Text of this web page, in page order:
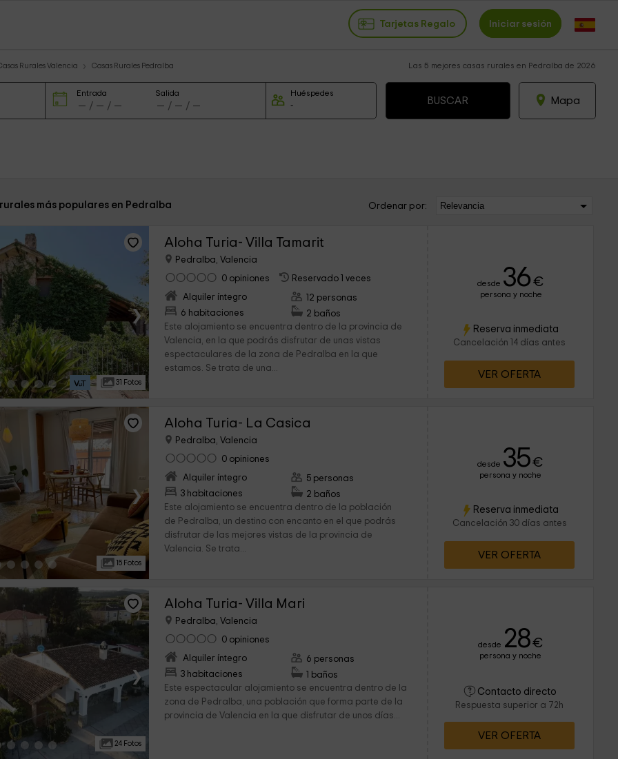
Tarjetas Regalo Iniciar sesión
Rurales Valencia Casas Rurales Pedralba Las 5 mejores casas rurales en Pedralba de 2026
Entrada Salida Huéspedes
Mapa
más populares en Pedralba Ordenar por:
›
31 Fotos
Aloha Turia- Villa Tamarit
Pedralba, Valencia
0 opiniones
Reservado 1 veces
Alquiler íntegro
6 habitaciones
12 personas
2 baños
Este alojamiento se encuentra dentro de la provincia de
Valencia, en la que podrás disfrutar de unas vistas
espectaculares de la zona de Pedralba en la que
estamos. Se trata de una...
desde 36 €
persona y noche
Reserva inmediata
Cancelación 14 días antes
VER OFERTA
›
15 Fotos
Aloha Turia- La Casica
Pedralba, Valencia
0 opiniones
Alquiler íntegro
3 habitaciones
5 personas
2 baños
Este alojamiento se encuentra dentro de la población
de Pedralba, un destino con encanto en el que podrás
disfrutar de las mejores vistas de la provincia de
Valencia. Se trata...
desde 35€
persona y noche
Reserva inmediata
Cancelación 30 días antes
VER OFERTA
›
24 Fotos
Aloha Turia- Villa Mari
Pedralba, Valencia
0 opiniones
Alquiler íntegro
3 habitaciones
6 personas
1 baños
Este espectacular alojamiento se encuentra dentro de la
zona de Pedralba, una población que forma parte de la
provincia de Valencia en la que disfrutar de unos días...
desde 28€
persona y noche
Contacto directo
Respuesta superior a 72h
VER OFERTA